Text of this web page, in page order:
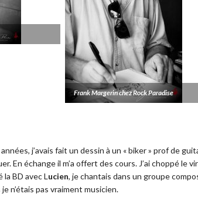
Frank Margerin chez Rock Paradise
j’avais fait un dessin à un « biker » prof de
. En échange il m’a offert des cours. J’ai choppé le
la BD avec Lucien, je chantais dans un groupe
je n’étais pas vraiment musicien.